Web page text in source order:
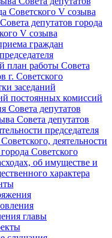
Советского V созыва
депутатов города
V созыва
граждан
план работы Совета
г. Советского
заседаний
постоянных комиссий
Совета депутатов
Совета депутатов
председателя
деятельности
Советского
об имуществе и
характера
главы